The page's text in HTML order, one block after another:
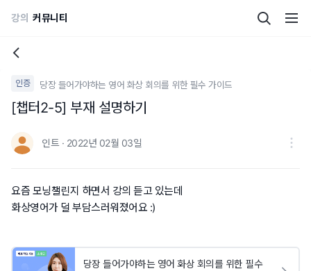
강의 커뮤니티
인증 당장 들어가야하는 영어 화상 회의를 위한 필수 가이드
[챕터2-5] 부재 설명하기
인트 · 2022년 02월 03일
요즘 모닝챌린지 하면서 강의 듣고 있는데
화상영어가 덜 부담스러워졌어요 :)
당장 들어가야하는 영어 화상 회의를 위한 필수